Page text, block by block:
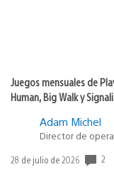
Juegos mensuales de
Human, Big Walk y
Adam Michel
Director de
Fecha
28 de julio de 2026 2